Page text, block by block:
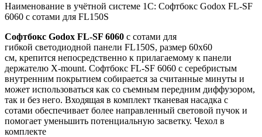
Наименование в учётной системе 1С: Софтбокс Godox FL-SF
6060 с сотами для FL150S
Софтбокс Godox FL-SF 6060 с сотами для
гибкой светодиодной панели FL150S, размер 60х60
см, крепится непосредственно к прилагаемому к панели
держателю X-mount. Софтбокс FL-SF 6060 с серебристым
внутренним покрытием собирается за считанные минуты и
может использоваться как со съемным передним диффузором,
так и без него. Входящая в комплект тканевая насадка с
сотами обеспечивает более направленный световой пучок и
помогает уменьшить потенциальную засветку. Чехол в
комплекте